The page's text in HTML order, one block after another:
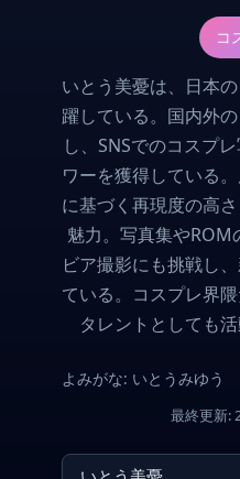
コ
いとう美憂は、日本
躍している。国内外
し、SNSでのコスプ
ワーを獲得している
に基づく再現度の高
魅力。写真集やROM
ビア撮影にも挑戦し
ている。コスプレ界
タレントとしても
よみがな: いとうみゆう
最終更新: